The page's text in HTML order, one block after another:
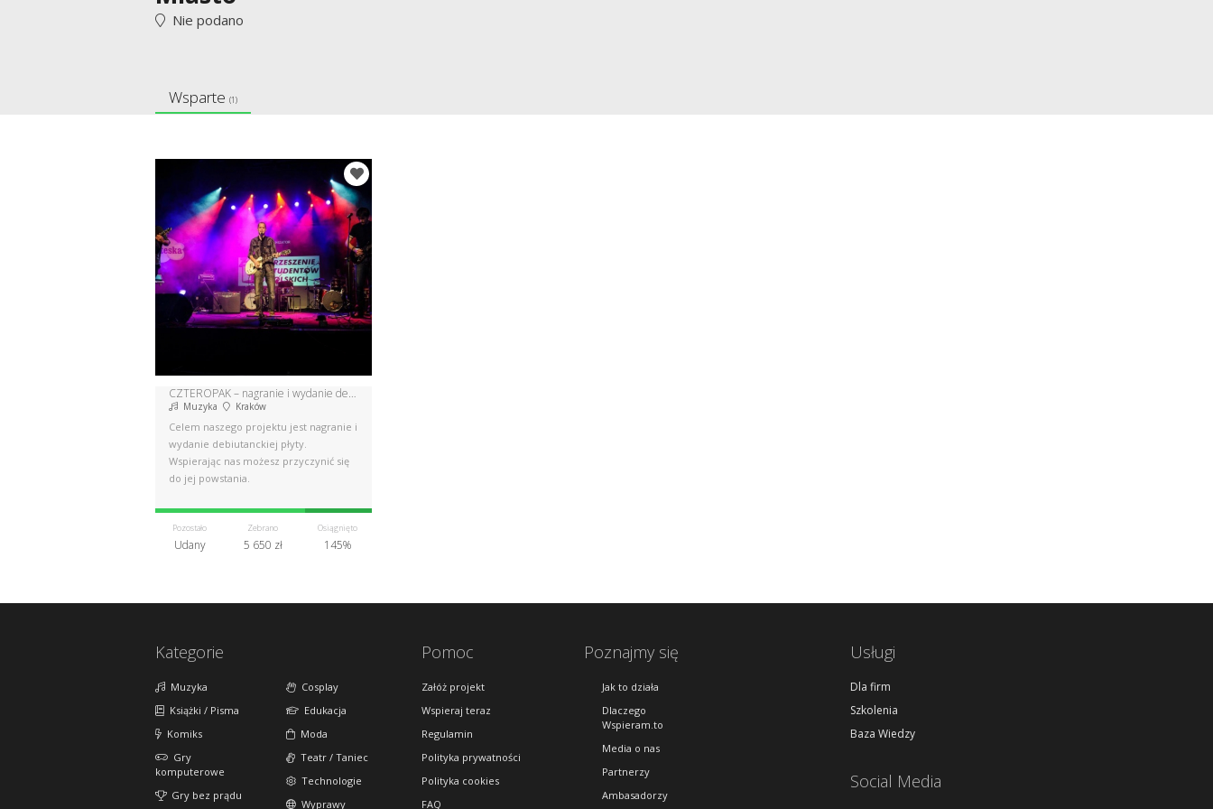
Nie podano
Wsparte (1)
CZTEROPAK – nagranie i wydanie debiutanckiej płyty
Muzyka Kraków
Celem naszego projektu jest nagranie i
wydanie debiutanckiej płyty.
Wspierając nas możesz przyczynić się
do jej powstania.
Pozostało
Udany
Zebrano
5 650 zł
Osiągnięto
145%
Kategorie
Muzyka
Książki / Pisma
Komiks
Gry
komputerowe
Gry bez prądu
Cosplay
Edukacja
Moda
Teatr / Taniec
Technologie
Wyprawy
Pomoc
Załóż projekt
Wspieraj teraz
Regulamin
Polityka prywatności
Polityka cookies
FAQ
Poznajmy się
Jak to działa
Dlaczego
Wspieram.to
Media o nas
Partnerzy
Ambasadorzy
Usługi
Dla firm
Szkolenia
Baza Wiedzy
Social Media